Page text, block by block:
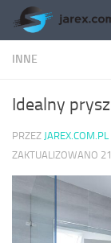
Skip to content
INNE
Idealny
PRZEZ JAREX.COM.PL
ZAKTUALIZOWANO